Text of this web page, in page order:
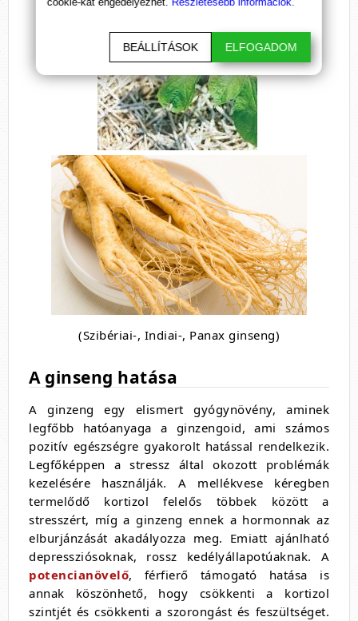
(Szibériai-, Indiai-, Panax ginseng)
A ginseng hatása
A ginzeng egy elismert gyógynövény, aminek
legfőbb hatóanyaga a ginzengoid, ami számos
pozitív egészségre gyakorolt hatással rendelkezik.
Legfőképpen a stressz által okozott problémák
kezelésére használják. A mellékvese kéregben
termelődő kortizol felelős többek között a
stresszért, míg a ginzeng ennek a hormonnak az
elburjánzását akadályozza meg. Emiatt ajánlható
depressziósoknak, rossz kedélyállapotúaknak. A
potencianövelő, férfierő támogató hatása is
annak köszönhető, hogy csökkenti a kortizol
szintjét és csökkenti a szorongást és feszültséget.
BEÁLLÍTÁSOK ELFOGADOM